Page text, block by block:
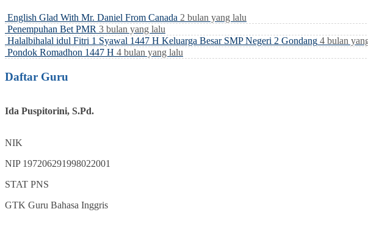
English Glad With Mr. Daniel From Canada 2 bulan yang lalu
Penempuhan Bet PMR 3 bulan yang lalu
Halalbihalal idul Fitri 1 Syawal 1447 H Keluarga Besar SMP Negeri 2 Gondang 4 bulan
Pondok Romadhon 1447 H 4 bulan yang lalu
Daftar Guru
Ida Puspitorini, S.Pd.
NIK
NIP 197206291998022001
STAT PNS
GTK Guru Bahasa Inggris